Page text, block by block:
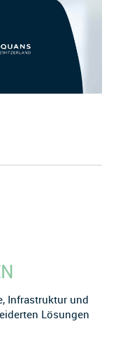
Infrastruktur und
Lösungen